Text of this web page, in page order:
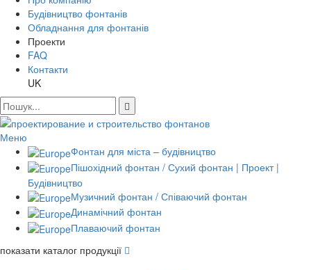
Будівництво фонтанів
Обладнання для фонтанів
Проекти
FAQ
Контакти
UK
Меню
Фонтан для міста – будівництво
Пішохідний фонтан / Сухий фонтан | Проект |
Будівництво
Музичний фонтан / Співаючий фонтан
Динамічний фонтан
Плаваючий фонтан
показати каталог продукції